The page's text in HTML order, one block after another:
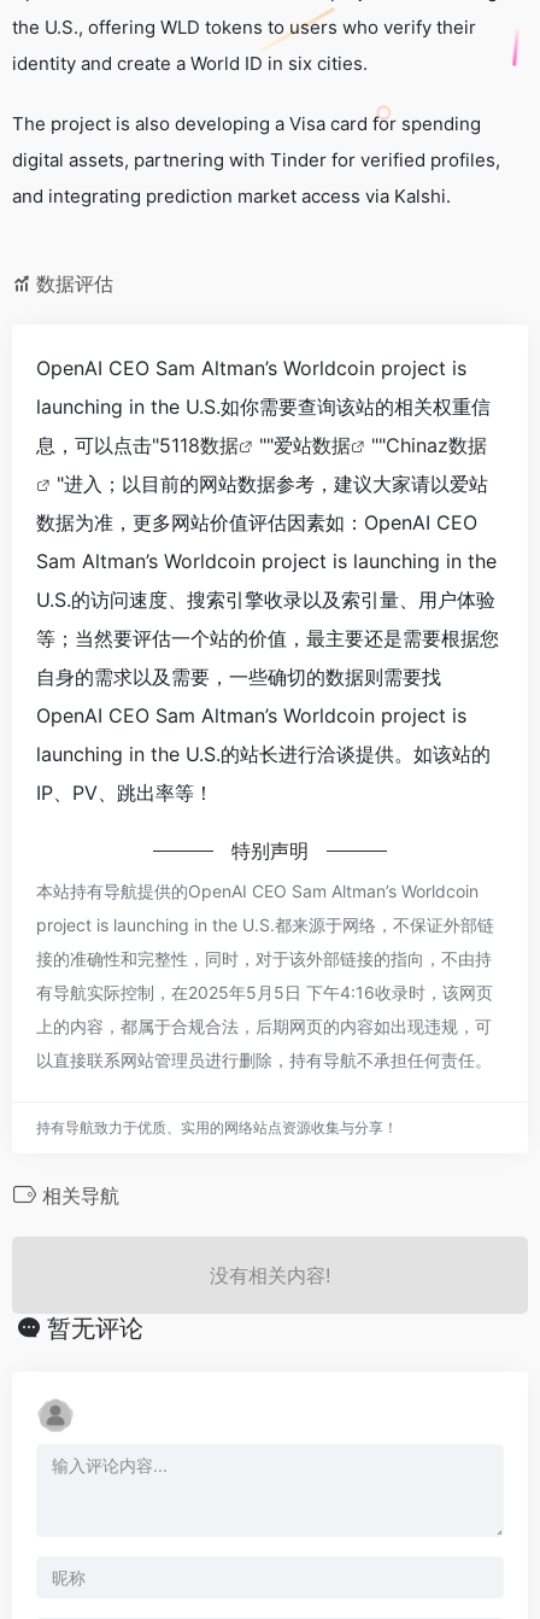
the U.S., offering WLD tokens to users who verify their
identity and create a World ID in six cities.
The project is also developing a Visa card for spending
digital assets, partnering with Tinder for verified profiles,
and integrating prediction market access via Kalshi.
数据评估
OpenAI CEO Sam Altman’s Worldcoin project is
launching in the U.S.如你需要查询该站的相关权重信
息，可以点击"5118数据 ""爱站数据 ""Chinaz数据
"进入；以目前的网站数据参考，建议大家请以爱站
数据为准，更多网站价值评估因素如：OpenAI CEO
Sam Altman’s Worldcoin project is launching in the
U.S.的访问速度、搜索引擎收录以及索引量、用户体验
等；当然要评估一个站的价值，最主要还是需要根据您
自身的需求以及需要，一些确切的数据则需要找
OpenAI CEO Sam Altman’s Worldcoin project is
launching in the U.S.的站长进行洽谈提供。如该站的
IP、PV、跳出率等！
特别声明
本站持有导航提供的OpenAI CEO Sam Altman’s Worldcoin
project is launching in the U.S.都来源于网络，不保证外部链
接的准确性和完整性，同时，对于该外部链接的指向，不由持
有导航实际控制，在2025年5月5日 下午4:16收录时，该网页
上的内容，都属于合规合法，后期网页的内容如出现违规，可
以直接联系网站管理员进行删除，持有导航不承担任何责任。
持有导航致力于优质、实用的网络站点资源收集与分享！
相关导航
没有相关内容!
暂无评论